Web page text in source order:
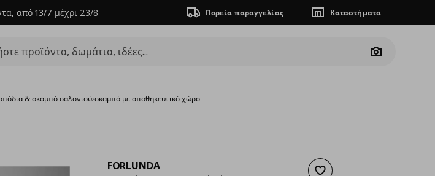
από 13/7 μέχρι 23/8 Πορεία παραγγελίας Καταστήματα
Camera
& σκαμπό σαλονιού›σκαμπό με αποθηκευτικό χώρο
FORLUNDA